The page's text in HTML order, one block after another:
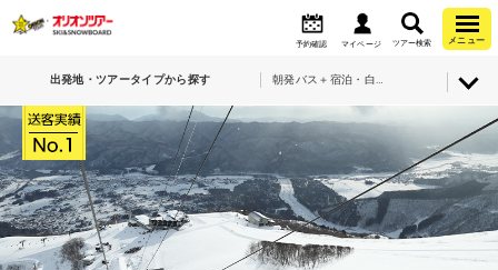
予約確認 マイページ ツアー検索 メニュー
出発地・ツアータイプから探す